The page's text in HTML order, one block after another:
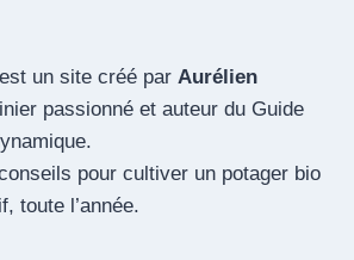
un site créé par Aurélien
passionné et auteur du Guide
pour cultiver un potager bio
toute l’année.